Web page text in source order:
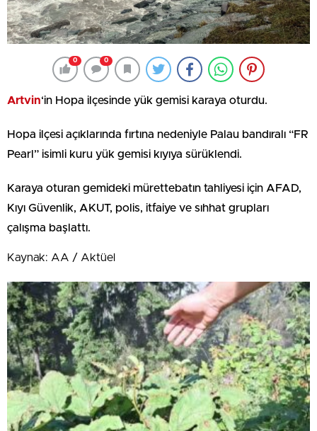
0 0
Artvin‘in Hopa ilçesinde yük gemisi karaya oturdu.
Hopa ilçesi açıklarında fırtına nedeniyle Palau bandıralı “FR
Pearl” isimli kuru yük gemisi kıyıya sürüklendi.
Karaya oturan gemideki mürettebatın tahliyesi için AFAD,
Kıyı Güvenlik, AKUT, polis, itfaiye ve sıhhat grupları
çalışma başlattı.
Kaynak: AA / Aktüel